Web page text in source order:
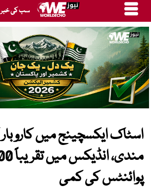
سب کی خبر
اسٹاک ایکسچینج میں
مندی،
پوائنٹس کی کمی